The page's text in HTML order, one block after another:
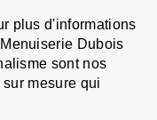
plus d'informations
Dubois
sont nos
mesure qui